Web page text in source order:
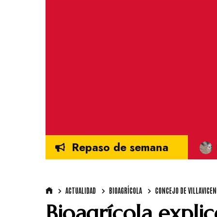
Repaso de semana
ACTUALIDAD BIOAGRÍCOLA CONCEJO DE